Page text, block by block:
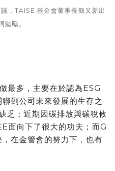
，TAISE 基金會董事長簡又新出
勉勵。
最多，主要在於認為ESG
到公司未來發展的生存之
乏；近期因碳排放與碳稅攸
面向下了很大的功夫；而G
在金管會的努力下，也有